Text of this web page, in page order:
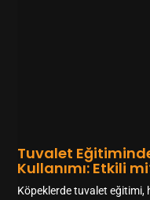
Tuvalet
Kullanımı: Etkili
Köpeklerde tuvalet eğitimi,